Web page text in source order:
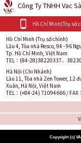
Công Ty TNHH Vac
Hồ Chí Minh(Trụ sở
Hồ Chí Minh (Trụ sở chính)
Lầu 4, Tòa nhà Resco, 94 - 96
Tp. Hồ Chí Minh, Việt Nam
TEL：(84-28)38220337、
Hà Nội (Chi Nhánh)
Lầu 11, Tòa nhà Zen Tower, 12
Xuân, Hà Nội, Việt Nam
TEL：(+84-24) 71094666 /
Copyright (c)